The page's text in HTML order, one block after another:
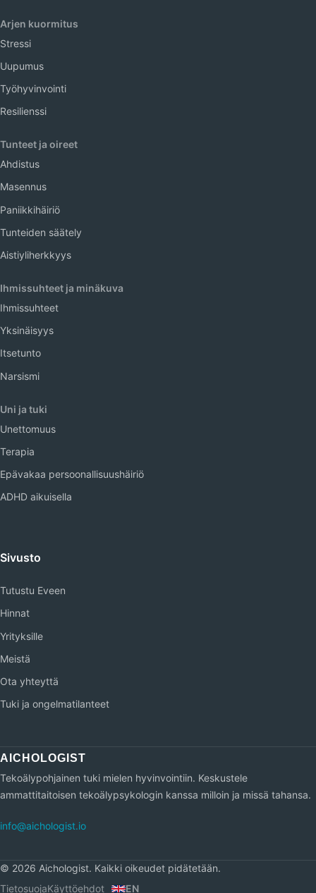
Arjen kuormitus
Stressi
Uupumus
Työhyvinvointi
Resilienssi
Tunteet ja oireet
Ahdistus
Masennus
Paniikkihäiriö
Tunteiden säätely
Aistiyliherkkyys
Ihmissuhteet ja minäkuva
Ihmissuhteet
Yksinäisyys
Itsetunto
Narsismi
Uni ja tuki
Unettomuus
Terapia
Epävakaa persoonallisuushäiriö
ADHD aikuisella
Sivusto
Tutustu Eveen
Hinnat
Yrityksille
Meistä
Ota yhteyttä
Tuki ja ongelmatilanteet
Tekoälypohjainen tuki mielen hyvinvointiin. Keskustele
ammattitaitoisen tekoälypsykologin kanssa milloin ja missä tahansa.
info@aichologist.io
© 2026 Aichologist. Kaikki oikeudet pidätetään.
TietosuojaKäyttöehdot EN